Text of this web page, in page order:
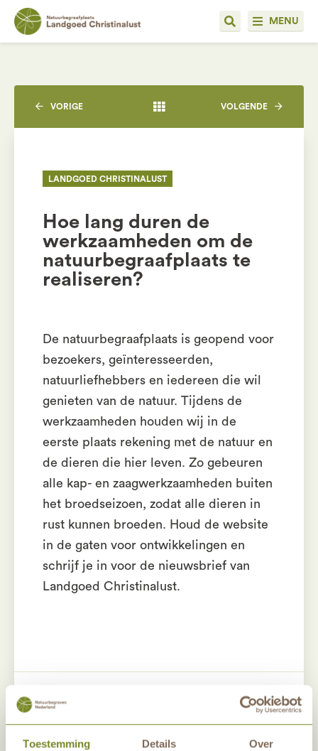
Toestemming Details Over
MENU
VORIGE VOLGENDE
LANDGOED CHRISTINALUST
Hoe lang duren de
werkzaamheden om de
natuurbegraafplaats te
realiseren?
De natuurbegraafplaats is geopend voor
bezoekers, geïnteresseerden,
natuurliefhebbers en iedereen die wil
genieten van de natuur. Tijdens de
werkzaamheden houden wij in de
eerste plaats rekening met de natuur en
de dieren die hier leven. Zo gebeuren
alle kap- en zaagwerkzaamheden buiten
het broedseizoen, zodat alle dieren in
rust kunnen broeden. Houd de website
in de gaten voor ontwikkelingen en
schrijf je in voor de nieuwsbrief van
Landgoed Christinalust.
Deel dit antwoord